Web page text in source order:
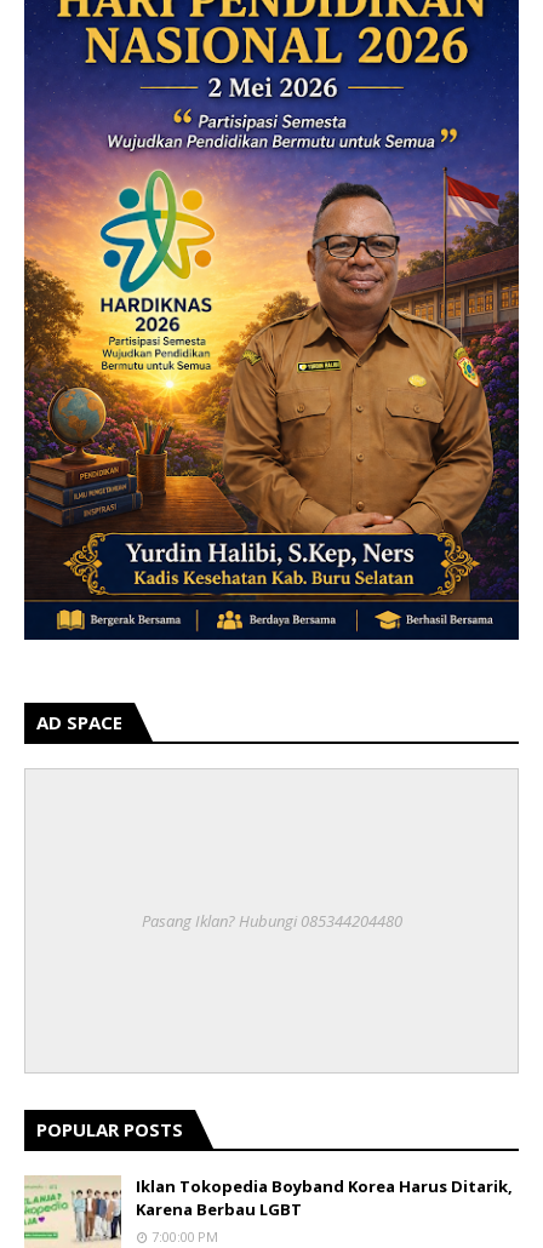
AD SPACE
Pasang Iklan? Hubungi 085344204480
POPULAR POSTS
Iklan Tokopedia Boyband Korea Harus Ditarik,
Karena Berbau LGBT
7:00:00 PM